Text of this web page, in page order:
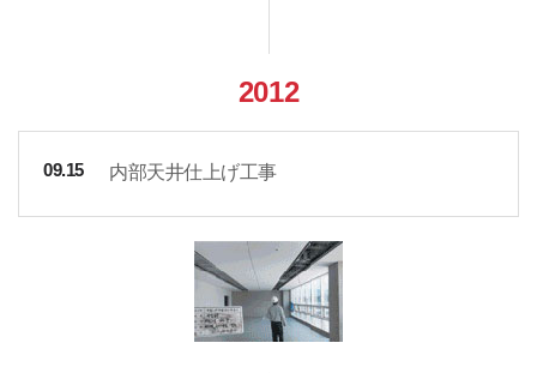
2012
09.15 内部天井仕上げ工事